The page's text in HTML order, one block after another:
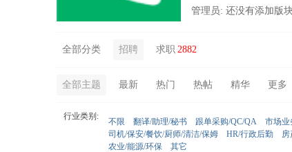
管理员: 还没有添加版
全部分类 招聘 求职 2882
全部主题 最新 热门 热帖 精华 更多
行业类别:
不限 翻译/助理/秘书 跟单采购/QC/QA 市场业
司机/保安/餐饮/厨师/清洁/保姆
HR/行政后勤 房
农业/能源/环保
其它